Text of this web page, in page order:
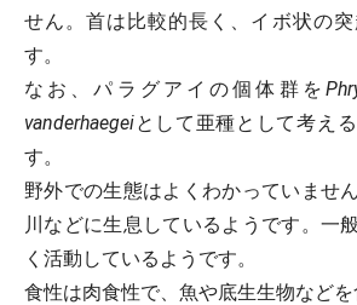
せん。首は比較的長く、イボ状の
す。
なお、パラグアイの個体群を
vanderhaegeiとして亜種として考え
す。
野外での生態はよくわかっていませ
川などに生息しているようです。一
く活動しているようです。
食性は肉食性で、魚や底生生物などを